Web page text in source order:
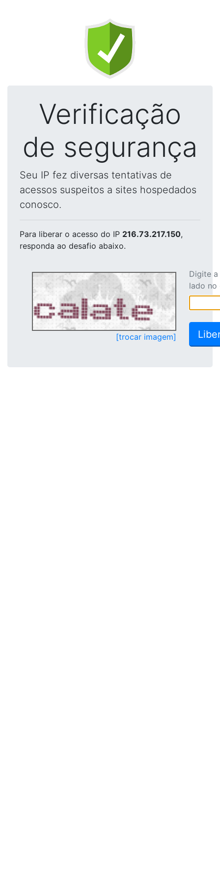
Verificação
de segurança
Seu IP fez diversas tentativas de
acessos suspeitos a sites hospedados
conosco.
Para liberar o acesso do IP 216.73.217.150,
responda ao desafio abaixo.
[trocar imagem]
Digite
lado no